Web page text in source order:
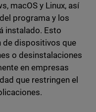
macOS y Linux, así
programa y los
instalado. Esto
dispositivos que
o desinstalaciones
en empresas
que restringen el